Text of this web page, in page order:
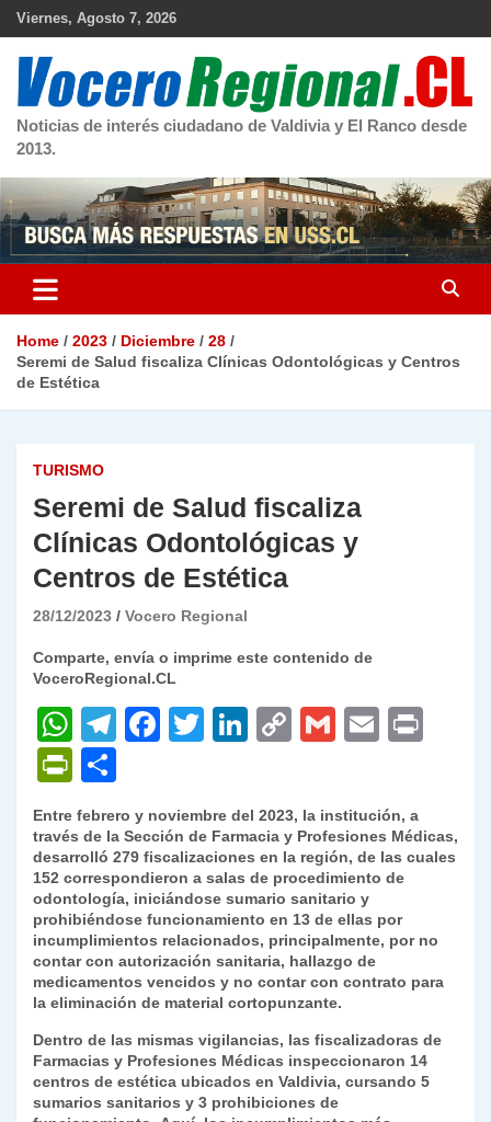
Skip
Viernes, Agosto 7, 2026
Noticias de interés ciudadano de Valdivia y El Ranco desde
2013.
Home 2023 Diciembre
28
Seremi de Salud fiscaliza Clínicas Odontológicas y Centros
de Estética
TURISMO
Seremi de Salud fiscaliza
Clínicas Odontológicas y
Centros de Estética
28/12/2023 Vocero Regional
Comparte, envía o imprime este contenido de
VoceroRegional.CL
W
h
at
s
A
p
p
T
gr
a
m
F
e
b
o
o
k
T
er
Li
e
dI
n
C
y
Li
n
k
G
l
E
l
P
ri
nt
Fr
ie
n
dl
y
m
p
ar
tir
Entre febrero y noviembre del 2023, la institución, a
través de la Sección de Farmacia y Profesiones Médicas,
desarrolló 279 fiscalizaciones en la región, de las cuales
152 correspondieron a salas de procedimiento de
odontología, iniciándose sumario sanitario y
prohibiéndose funcionamiento en 13 de ellas por
incumplimientos relacionados, principalmente, por no
contar con autorización sanitaria, hallazgo de
medicamentos vencidos y no contar con contrato para
la eliminación de material cortopunzante.
Dentro de las mismas vigilancias, las fiscalizadoras de
Farmacias y Profesiones Médicas inspeccionaron 14
centros de estética ubicados en Valdivia, cursando 5
sumarios sanitarios y 3 prohibiciones de